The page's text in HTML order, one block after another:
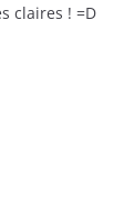
claires ! =D